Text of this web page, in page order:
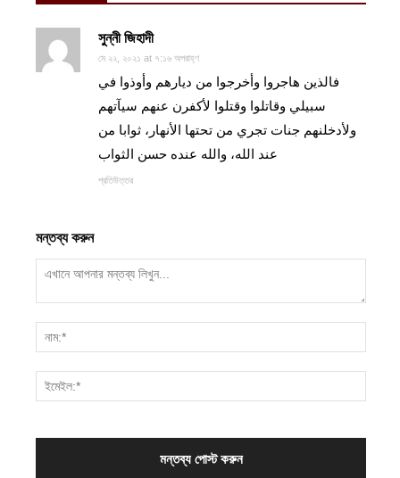
সুন্নী জিহাদী
মে ২২, ২০২১ at ৭:১৬ অপরাহ্ণ
فالذين هاجروا وأخرجوا من ديارهم وأوذوا في
سبيلي وقاتلوا وقتلوا لأكفرن عنهم سيآتهم
ولأدخلنهم جنات تجري من تحتها الأنهار، ثوابا من
عند الله، والله عنده حسن الثواب
প্রতিউত্তর
মন্তব্য করুন